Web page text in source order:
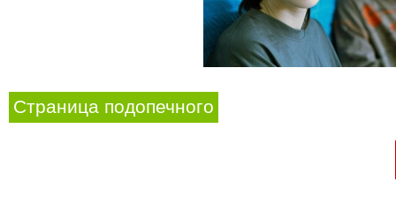
Страница подопечного